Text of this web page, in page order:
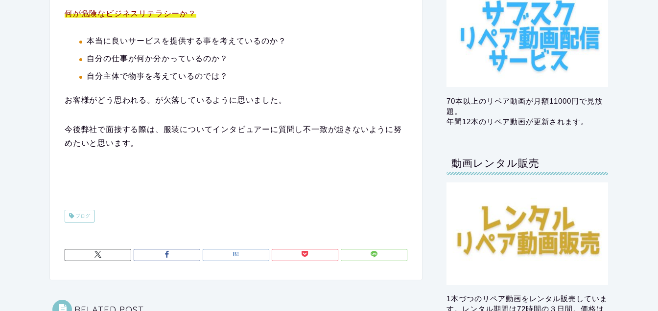
何が危険なビジネスリテラシーか？
本当に良いサービスを提供する事を考えているのか？
自分の仕事が何か分かっているのか？
自分主体で物事を考えているのでは？
お客様がどう思われる。が欠落しているように思いました。
今後弊社で面接する際は、服装についてインタビュアーに質問し不一致が起きないように努
めたいと思います。
ブログ
70本以上のリペア動画が月額11000円で見放
題。
年間12本のリペア動画が更新されます。
動画レンタル販売
1本づつのリペア動画をレンタル販売していま
す。レンタル期間は72時間の３日間。価格は